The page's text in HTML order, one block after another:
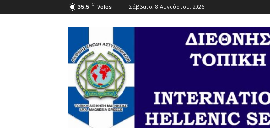
35.5 C Volos Σάββατο, 8 Αυγούστου, 2026